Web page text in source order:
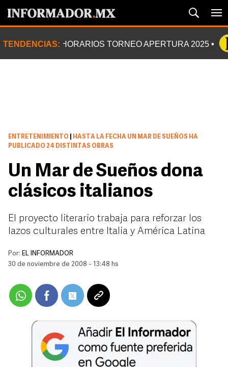
TENDENCIAS: HORARIOS TORNEO APERTURA 2025
ENTRETENIMIENTO
HASTA LA FECHA UN MAR DE SUEÑOS HA
PUBLICADO 24 DISTINTAS OBRAS
Un Mar de Sueños dona
clásicos italianos
El proyecto literario trabaja para reforzar los
lazos culturales entre Italia y América Latina
Por: EL INFORMADOR
30 de noviembre de 2008 - 13:48 hs